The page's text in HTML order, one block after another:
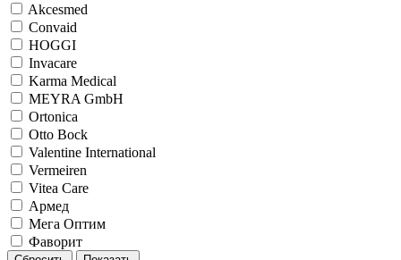
Akcesmed
Convaid
HOGGI
Invacare
Karma Medical
MEYRA GmbH
Ortonica
Otto Bock
Valentine International
Vermeiren
Vitea Care
Армед
Мега Оптим
Фаворит